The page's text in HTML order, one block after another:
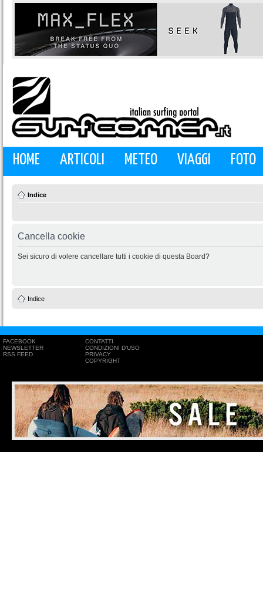
HOME ARTICOLI METEO VIAGGI FOTO
Indice
Cancella cookie
Sei sicuro di volere cancellare tutti i cookie di questa Board?
Indice
FACEBOOK
NEWSLETTER
RSS FEED
CONTATTI
CONDIZIONI D'USO
PRIVACY
COPYRIGHT